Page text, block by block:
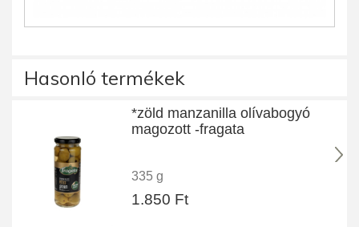
Hasonló termékek
*zöld manzanilla olívabogyó
magozott -fragata
335 g
1.850 Ft